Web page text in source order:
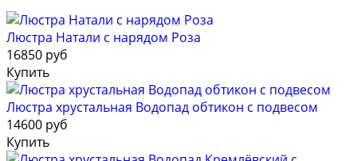
Люстра Натали с нарядом Роза
16850 руб
Купить
Люстра хрустальная Водопад обтикон с подвесом
14600 руб
Купить